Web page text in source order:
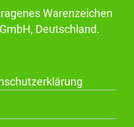
Warenzeichen
Deutschland.